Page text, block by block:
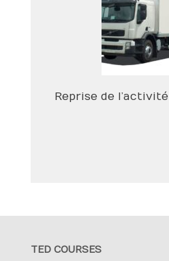
Reprise de
TED COURSES